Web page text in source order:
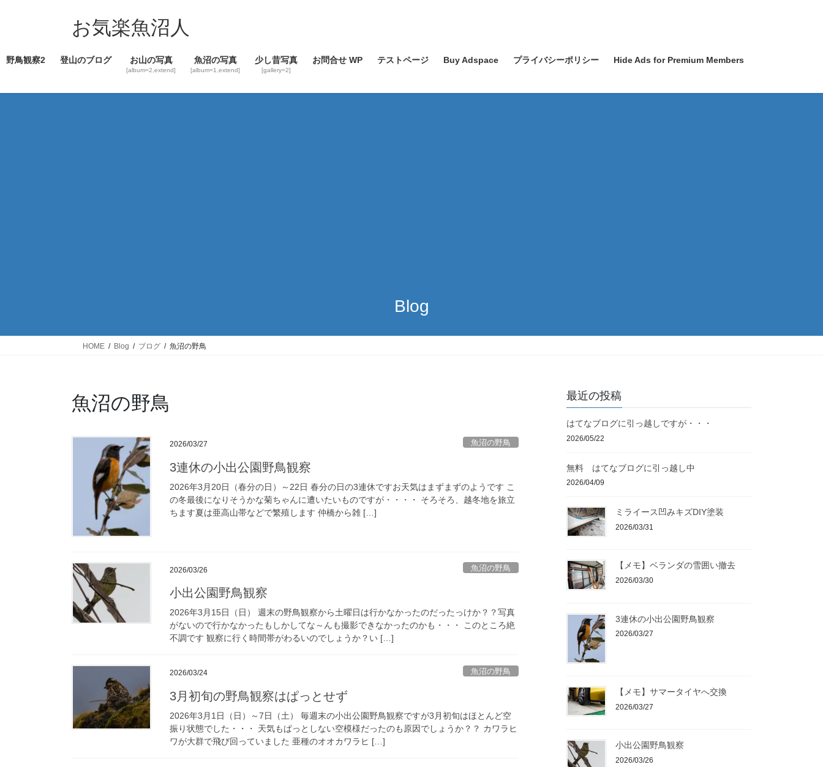
ツ
ス
シ
ン
お気楽魚沼人
野鳥観察2 登山のブログ お山の写真
[album=2,extend]
魚沼の写真
[album=1,extend]
少し昔写真
[gallery=2]
お問合せ WP テストページ Buy Adspace プライバシーポリシー Hide Ads for Premium Members
Blog
HOME Blog ブログ 魚沼の野鳥
魚沼の野鳥
2026/03/27 魚沼の野鳥
3連休の小出公園野鳥観察
2026年3月20日（春分の日）～22日 春分の日の3連休ですお天気はまずまずのようです こ
の冬最後になりそうかな菊ちゃんに遭いたいものですが・・・・ そろそろ、越冬地を旅立
ちます夏は亜高山帯などで繁殖します 仲橋から雑 […]
2026/03/26 魚沼の野鳥
小出公園野鳥観察
2026年3月15日（日） 週末の野鳥観察から土曜日は行かなかったのだったっけか？？写真
がないので行かなかったもしかしてな～んも撮影できなかったのかも・・・ このところ絶
不調です 観察に行く時間帯がわるいのでしょうか？い […]
2026/03/24 魚沼の野鳥
3月初旬の野鳥観察はぱっとせず
2026年3月1日（日）～7日（土） 毎週末の小出公園野鳥観察ですが3月初旬はほとんど空
振り状態でした・・・ 天気もぱっとしない空模様だったのも原因でしょうか？？ カワラヒ
ワが大群で飛び回っていました 亜種のオオカワラヒ […]
最近の投稿
はてなブログに引っ越しですが・・・
2026/05/22
無料 はてなブログに引っ越し中
2026/04/09
ミライース凹みキズDIY塗装
2026/03/31
【メモ】ベランダの雪囲い撤去
2026/03/30
3連休の小出公園野鳥観察
2026/03/27
【メモ】サマータイヤへ交換
2026/03/27
小出公園野鳥観察
2026/03/26